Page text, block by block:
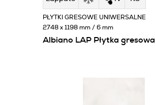
Albiano LAP Płytka gresowa
PŁYTKI GRESOWE UNIWERSALNE
2748 x 1198 mm / 6 mm